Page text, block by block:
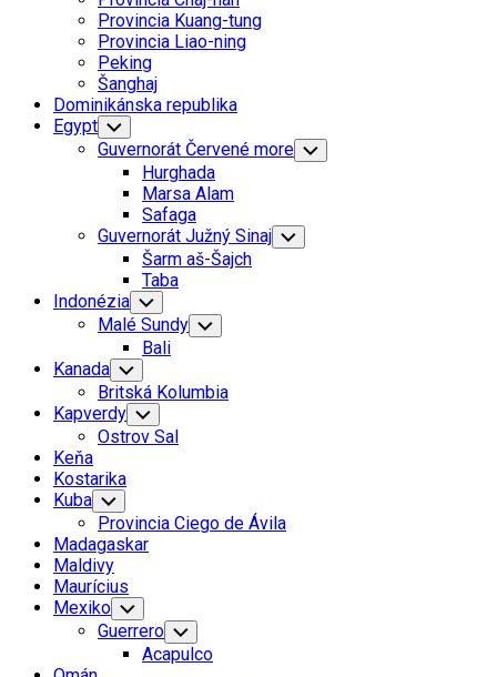
Menu
Provincia Kuang-tung
Provincia Liao-ning
Peking
Šanghaj
Dominikánska republika
Egypt Toggle
Child
Menu
Guvernorát Červené more Toggle
Child
Hurghada
Marsa Alam
Safaga
Guvernorát Južný Sinaj Toggle
Child
Šarm aš-Šajch
Taba
Indonézia Toggle
Child
Menu
Malé Sundy Toggle
Child
Bali
Kanada Toggle
Child
Menu
Britská Kolumbia
Kapverdy Toggle
Child
Menu
Ostrov Sal
Keňa
Kostarika
Kuba Toggle
Child
Menu
Provincia Ciego de Ávila
Madagaskar
Maldivy
Maurícius
Mexiko Toggle
Child
Menu
Guerrero Toggle
Child
Menu
Acapulco